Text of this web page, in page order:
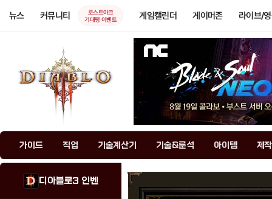
뉴스 커뮤니티
로스트아크
기대평 이벤트
게임캘린더 게이머존 라이브/
가이드 직업 기술계산기 기술&룬석 아이템 제
디아블로3 인벤